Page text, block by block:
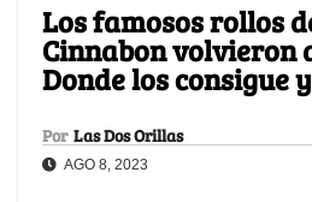
Los famosos rollos
Cinnabon volvieron
Donde los consigue
Por Las Dos Orillas
AGO 8, 2023